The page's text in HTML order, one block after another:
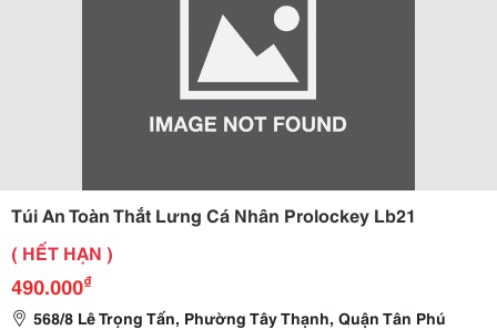
Túi An Toàn Thắt Lưng Cá Nhân Prolockey Lb21
( HẾT HẠN )
490.000₫
568/8 Lê Trọng Tấn, Phường Tây Thạnh, Quận Tân Phú